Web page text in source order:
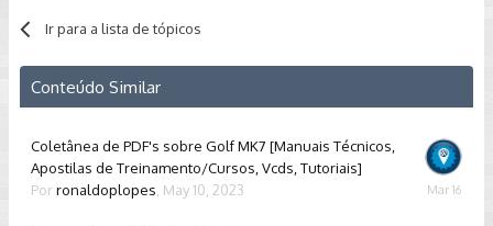
Ir para a lista de tópicos
Conteúdo Similar
Coletânea de PDF's sobre Golf MK7 [Manuais Técnicos,
Apostilas de Treinamento/Cursos, Vcds, Tutoriais]
Por ronaldoplopes May 10, 2023
March